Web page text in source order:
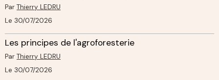
Par Thierry LEDRU
Le 30/07/2026
Les principes de l'agroforesterie
Par Thierry LEDRU
Le 30/07/2026